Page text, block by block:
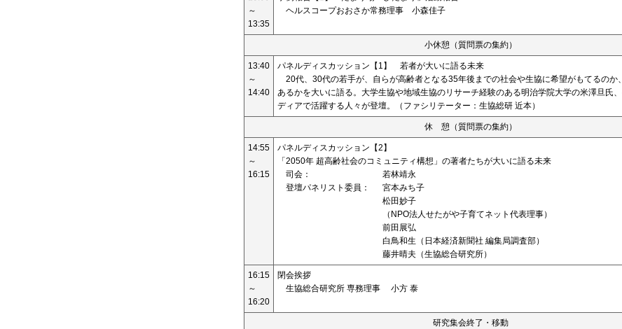
～
13:35
ヘルスコープおおさか常務理事 小森佳子
小休憩（質問票の集約）
13:40
～
14:40
パネルディスカッション【1】 若者が大いに語る未来
20代、30代の若手が、自らが高齢者となる35年後までの社会や生協に希望がもてるのか
あるかを大いに語る。大学生協や地域生協のリサーチ経験のある明治学院大学の米澤旦氏
ディアで活躍する人々が登壇。（ファシリテーター：生協総研 近本）
休 憩（質問票の集約）
14:55
～
16:15
パネルディスカッション【2】
「2050年 超高齢社会のコミュニティ構想」の著者たちが大いに語る未来
司会：
若林靖永
登壇パネリスト委員：
宮本みち子
松田妙子
（NPO法人せたがや子育てネット代表理事）
前田展弘
白鳥和生（日本経済新聞社 編集局調査部）
藤井晴夫（生協総合研究所）
16:15
～
16:20
閉会挨拶
生協総合研究所 専務理事 小方 泰
研究集会終了・移動